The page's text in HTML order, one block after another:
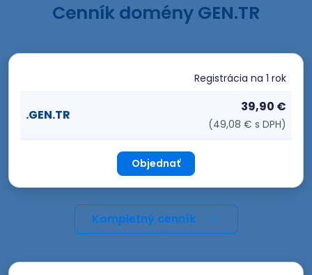
Cenník domény GEN.TR
Registrácia na 1 rok
.GEN.TR
39,90 €
(49,08 € s DPH)
Objednať
Kompletný cenník